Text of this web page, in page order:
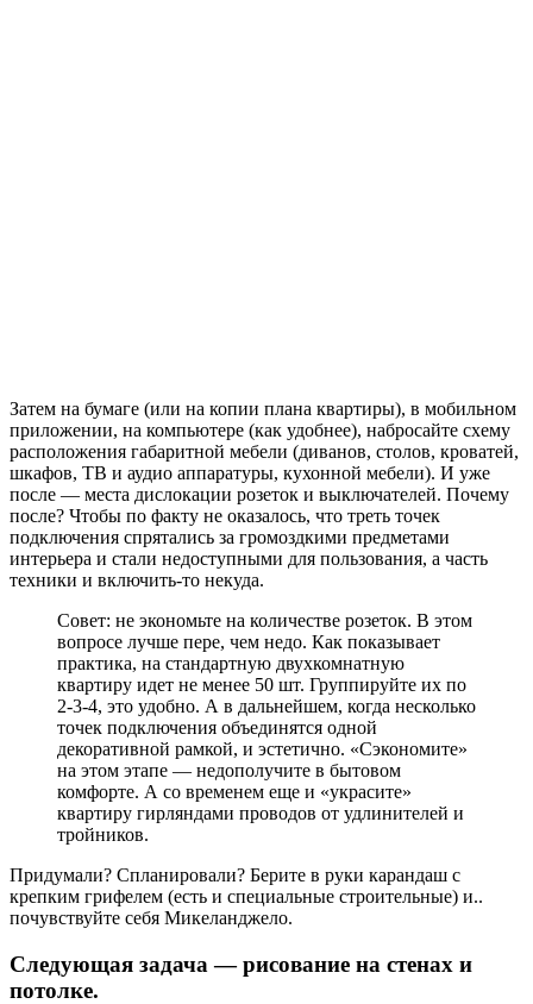
Затем на бумаге (или на копии плана квартиры), в мобильном
приложении, на компьютере (как удобнее), набросайте схему
расположения габаритной мебели (диванов, столов, кроватей,
шкафов, ТВ и аудио аппаратуры, кухонной мебели). И уже
после — места дислокации розеток и выключателей. Почему
после? Чтобы по факту не оказалось, что треть точек
подключения спрятались за громоздкими предметами
интерьера и стали недоступными для пользования, а часть
техники и включить-то некуда.
Совет: не экономьте на количестве розеток. В этом
вопросе лучше пере, чем недо. Как показывает
практика, на стандартную двухкомнатную
квартиру идет не менее 50 шт. Группируйте их по
2-3-4, это удобно. А в дальнейшем, когда несколько
точек подключения объединятся одной
декоративной рамкой, и эстетично. «Сэкономите»
на этом этапе — недополучите в бытовом
комфорте. А со временем еще и «украсите»
квартиру гирляндами проводов от удлинителей и
тройников.
Придумали? Спланировали? Берите в руки карандаш с
крепким грифелем (есть и специальные строительные) и..
почувствуйте себя Микеланджело.
Следующая задача — рисование на стенах и
потолке.